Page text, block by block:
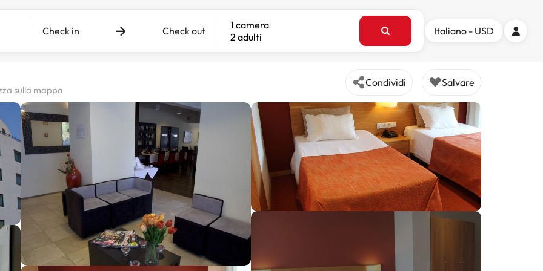
Check in Check out
1 camera
2 adulti
Italiano - USD
sulla mappa
Condividi Salvare